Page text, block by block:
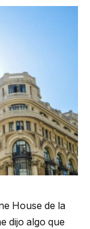
House de la
dijo algo que